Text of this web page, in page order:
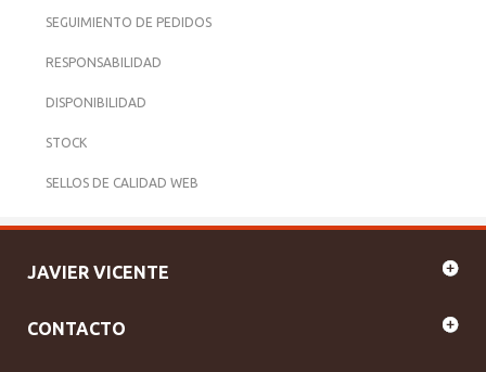
SEGUIMIENTO DE PEDIDOS
RESPONSABILIDAD
DISPONIBILIDAD
STOCK
SELLOS DE CALIDAD WEB
JAVIER VICENTE
CONTACTO